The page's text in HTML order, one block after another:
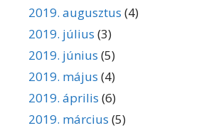
2019. augusztus (4)
2019. július (3)
2019. június (5)
2019. május (4)
2019. április (6)
2019. március (5)